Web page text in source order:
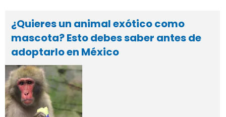
¿Quieres un animal exótico como
mascota? Esto debes saber antes de
adoptarlo en México